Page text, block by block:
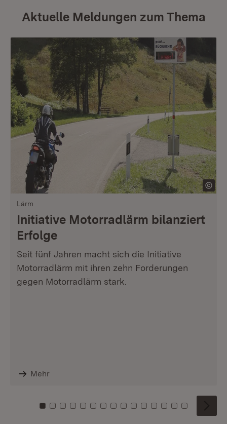
Aktuelle Meldungen zum Thema
Lärm
Initiative Motorradlärm bilanziert
Erfolge
Seit fünf Jahren macht sich die Initiative
Motorradlärm mit ihren zehn Forderungen
gegen Motorradlärm stark.
Mehr
Zu Kachel: 0
Zu Kachel: 1
Zu Kachel: 2
Zu Kachel: 3
Zu Kachel: 4
Zu Kachel: 5
Zu Kachel: 6
Zu Kachel: 7
Zu Kachel: 8
Zu Kachel: 9
Zu Kachel: 10
Zu Kachel: 11
Zu Kachel: 12
Zu Kachel:
Zu